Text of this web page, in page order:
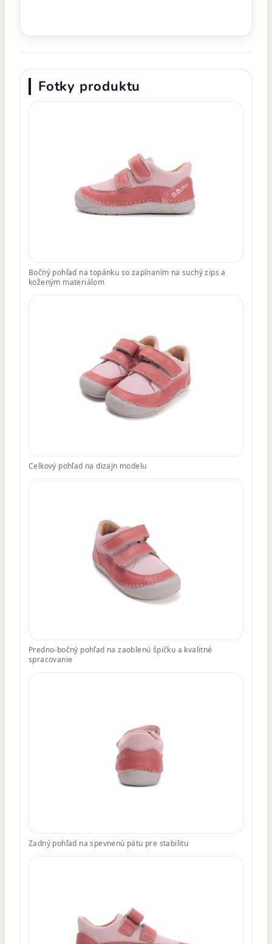
Fotky produktu
Bočný pohľad na topánku so zapínaním na suchý zips a
koženým materiálom
Celkový pohľad na dizajn modelu
Predno-bočný pohľad na zaoblenú špičku a kvalitné
spracovanie
Zadný pohľad na spevnenú pätu pre stabilitu